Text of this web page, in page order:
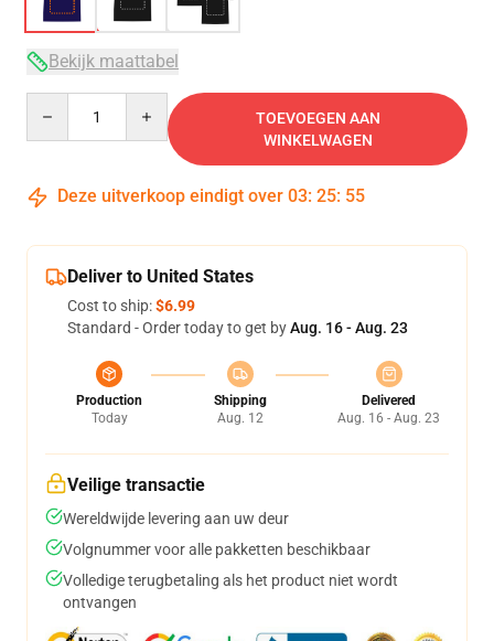
Bekijk maattabel
TOEVOEGEN AAN
WINKELWAGEN
Deze uitverkoop eindigt over 03: 25: 54
Deliver to United States
Cost to ship:$6.99
Standard - Order today to get byAug. 16 - Aug. 23
Production
Today
Shipping
Aug. 12
Delivered
Aug. 16 - Aug. 23
Veilige transactie
Wereldwijde levering aan uw deur
Volgnummer voor alle pakketten beschikbaar
Volledige terugbetaling als het product niet wordt
ontvangen